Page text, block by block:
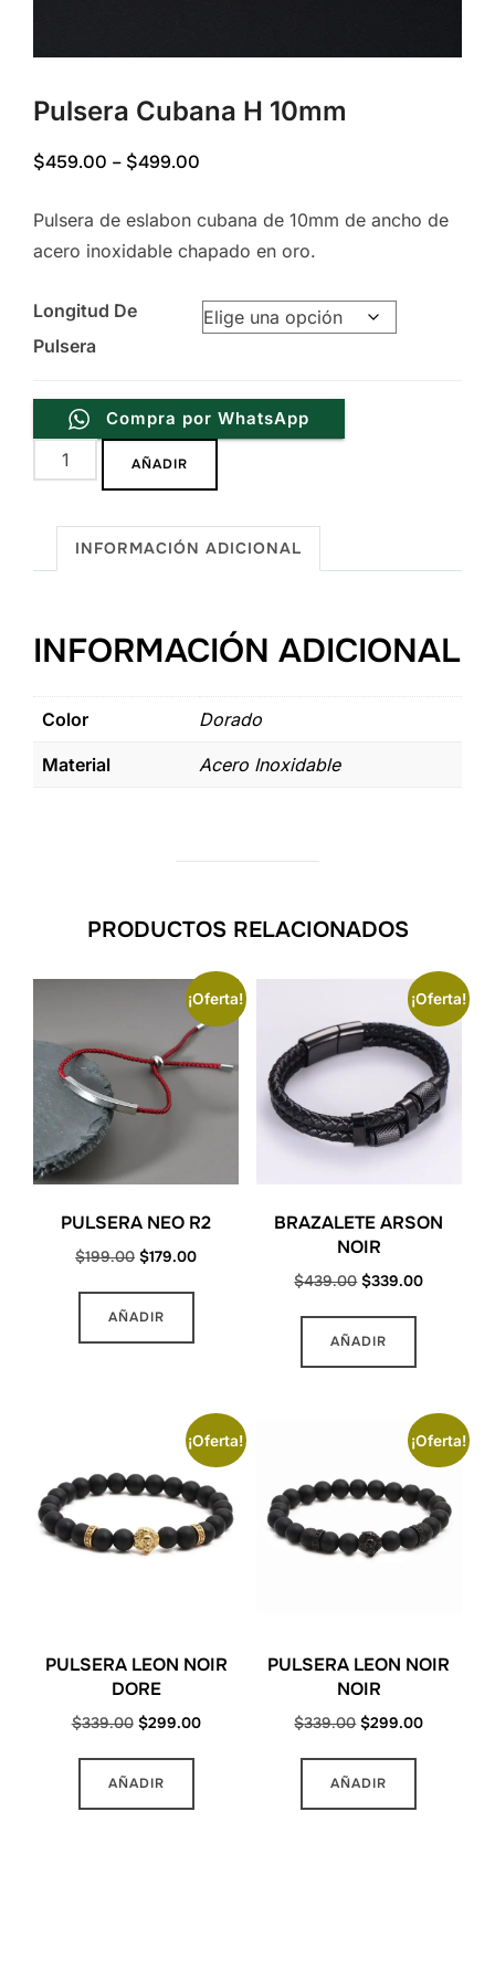
Pulsera Cubana H 10mm
$459.00 – $499.00
$459.00
through
Pulsera de eslabon cubana de 10mm de ancho de
acero inoxidable chapado en oro.
Longitud De
Pulsera
Compra por WhatsApp
Pulsera
Cubana
10mm
cantidad
AÑADIR
INFORMACIÓN ADICIONAL
INFORMACIÓN ADICIONAL
Color Dorado
Material Acero Inoxidable
PRODUCTOS RELACIONADOS
¡Oferta!
PULSERA NEO R2
$199.00 Original
was:
$179.00Current
AÑADIR
¡Oferta!
BRAZALETE ARSON
NOIR
$439.00 Original
was:
$339.00Current
AÑADIR
¡Oferta!
PULSERA LEON NOIR
DORE
$339.00 Original
was:
$299.00Current
AÑADIR
¡Oferta!
PULSERA LEON NOIR
NOIR
$339.00 Original
was:
$299.00Current
AÑADIR